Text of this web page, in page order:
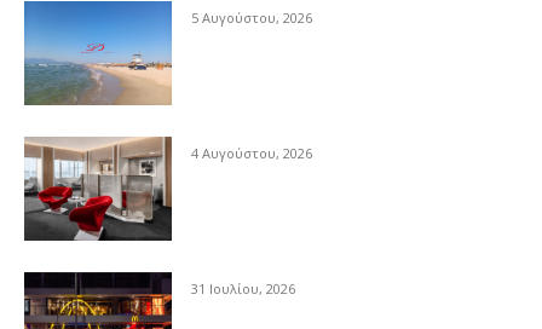
5 Αυγούστου, 2026
4 Αυγούστου, 2026
31 Ιουλίου, 2026